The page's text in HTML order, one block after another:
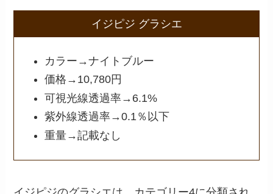
イジピジ グラシエ
カラー→ナイトブルー
価格→10,780円
可視光線透過率→6.1%
紫外線透過率→0.1％以下
重量→記載なし